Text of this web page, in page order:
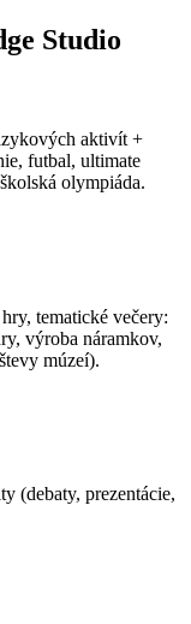
Studio
aktivít +
futbal, ultimate
olympiáda.
tematické večery:
výroba náramkov,
múzeí).
(debaty, prezentácie,